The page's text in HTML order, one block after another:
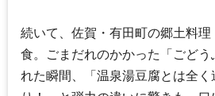
続いて、佐賀・有田町の郷土料
食。ごまだれのかかった「ごど
れた瞬間、「温泉湯豆腐とは全